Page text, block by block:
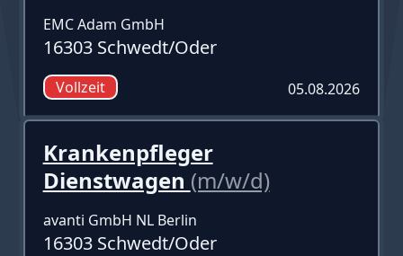
EMC Adam GmbH
16303 Schwedt/Oder
Vollzeit 05.08.2026
Krankenpfleger
Dienstwagen (m/w/d)
avanti GmbH NL Berlin
16303 Schwedt/Oder